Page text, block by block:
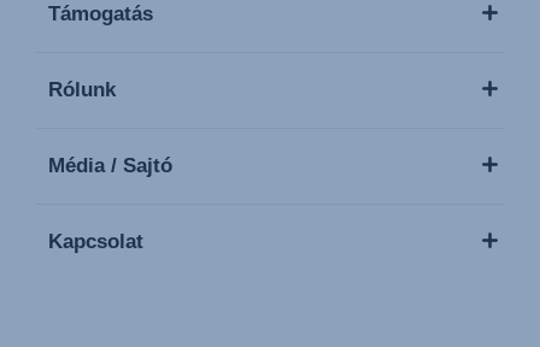
Támogatás
Rólunk
Média / Sajtó
Kapcsolat